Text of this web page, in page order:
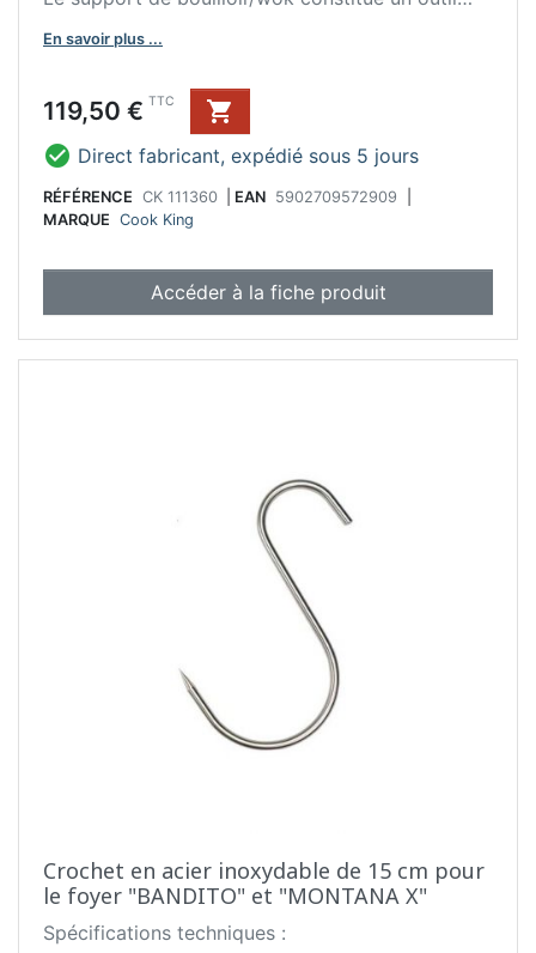
pratique lors de l'utilisation du brasero de jardin
BANDITO et MONTANA X. Il permet une cuisson
multifonctionnelle en plein air.
En savoir plus ...
Prix
119,50 € TTC

 Direct fabricant, expédié sous 5 jours
RÉFÉRENCE CK 111360 EAN 5902709572909
MARQUE Cook King
Accéder à la fiche produit
Crochet en acier inoxydable de 15 cm pour
le foyer "BANDITO" et "MONTANA X"
Spécifications techniques :